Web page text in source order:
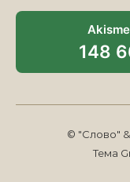
148
© "Слово" &
Тема